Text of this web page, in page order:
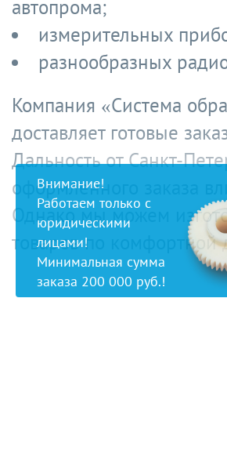
автопрома;
измерительных
разнообразных
Компания «Система
доставляет готовые
Дальность от Санкт-
оформленного заказа
Однако мы можем
товаров по комфортной
Внимание!
Работаем только с
юридическими
лицами!
Минимальная сумма
заказа 200 000 руб.!